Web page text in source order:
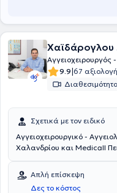
νεφροπαθείς. Αξίζει να
Πειραιώς.Χαϊδάρογλου
Αγγειοχειρουργός
9.9|67
Σχετικά με τον ειδικό
Αγγειοχειρουργικό -
Χαλανδρίου και Medicall
Απλή επίσκεψη
Δες το κόστος